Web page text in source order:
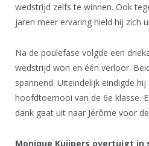
wedstrijd zelfs te winnen. Ook
jaren meer ervaring hield hij zich
Na de poulefase volgde een
wedstrijd won en één verloor.
spannend. Uiteindelijk eindigde
hoofdtoernooi van de 6e klasse.
dank gaat uit naar Jérôme voor
Monique Kuijpers overtuigt in